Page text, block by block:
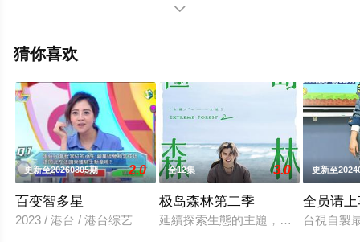
嘉洛,连诗雅,张颕康等演员精彩演绎的中国香港综艺，手机
网，更多相关信息可移步至豆瓣综艺、电视猫或剧情网等

猜你喜欢
更新至20260805期 2.0
百变智多星
2023 / 港台 / 港台综艺
全12集 3.0
极岛森林第二季
延續探索生態的主題，「極島森林2
更新至
全员请
台視自製